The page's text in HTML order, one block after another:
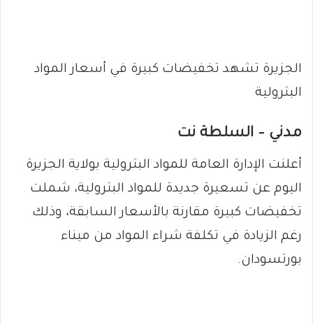
الجزيرة تشهد تخفيضات كبيرة في أسعار المواد
البترولية
مدني – السلطة نت
أعلنت الإدارة العامة للمواد البترولية بولاية الجزيرة
اليوم عن تسعيرة جديدة للمواد البترولية، شملت
تخفيضات كبيرة مقارنة بالأسعار السابقة، وذلك
رغم الزيادة في تكلفة شراء المواد من ميناء
بورتسودان.